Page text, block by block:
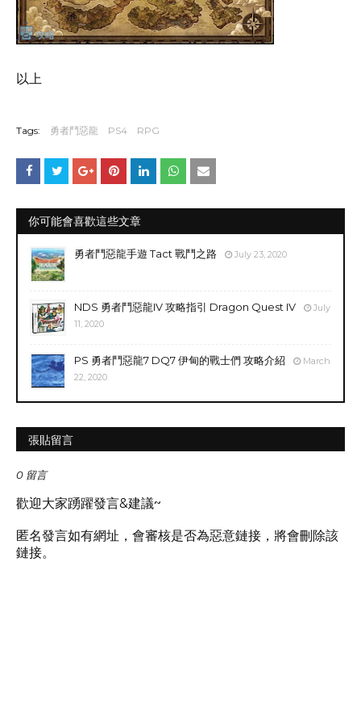
以上
Tags: 勇者鬥惡龍 PS4 RPG
你可能會喜歡這些文章
勇者鬥惡龍手遊 Tact 戰鬥之路 July 23, 2020
NDS 勇者鬥惡龍IV 攻略指引 Dragon Quest IV
July
11, 2020
PS 勇者鬥惡龍7 DQ7 伊甸的戰士們 攻略介紹
March
22, 2020
張貼留言
0 留言
歡迎大家踴躍發言&建議~
匿名發言如有網址，會審核是否為惡意鏈接，將會刪除該
鏈接。